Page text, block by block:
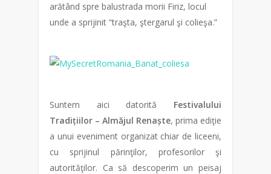
arătând spre balustrada morii Firiz, locul
unde a sprijinit “traşta, ştergarul şi colieşa.”
Suntem aici datorită Festivalului
Tradițiilor – Almăjul Renaște, prima ediţie
a unui eveniment organizat chiar de liceeni,
cu sprijinul părinţilor, profesorilor şi
autorităţilor. Ca să descoperim un peisaj